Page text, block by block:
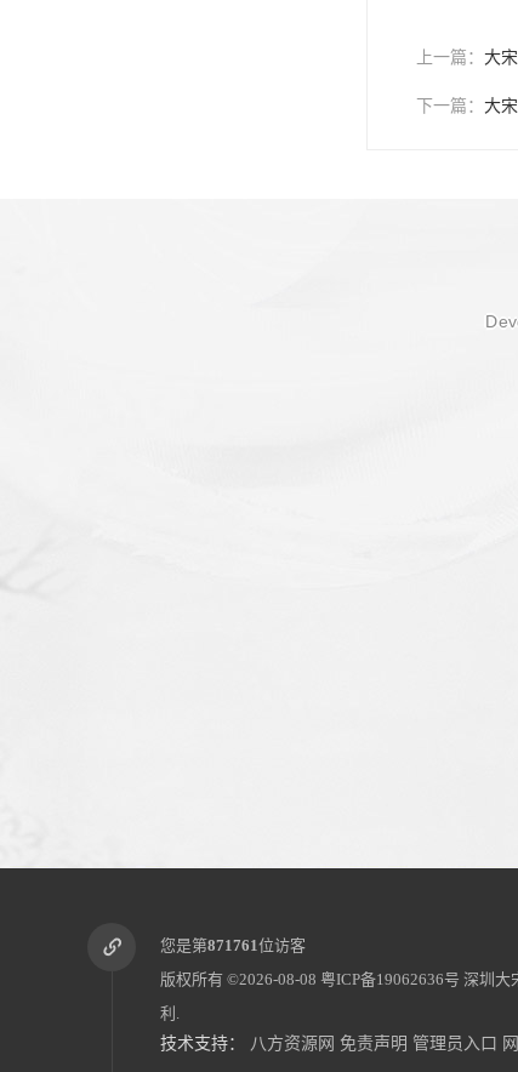
上一篇： 大
下一篇： 大
您是第871761位访客
版权所有 ©2026-08-08 粤ICP备19062636号 深圳大
利.
技术支持： 八方资源网 免责声明 管理员入口